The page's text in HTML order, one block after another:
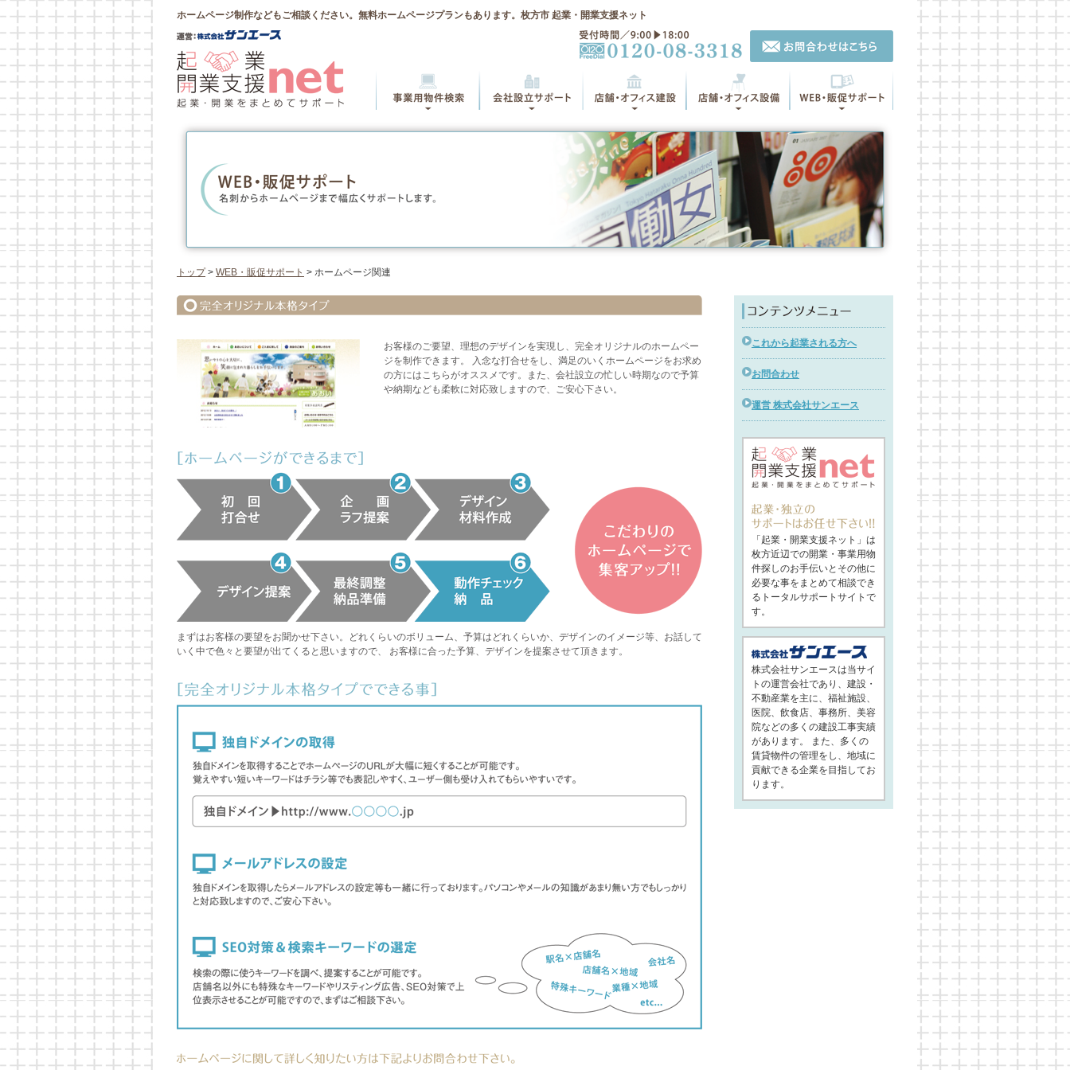
ホームページ制作などもご相談ください。無料ホームページプランもあります。枚方市 起業・開業支援ネット
トップ> WEB・販促サポート > ホームページ関連
お客様のご要望、理想のデザインを実現し、完全オリジナルのホームペー
ジを制作できます。 入念な打合せをし、満足のいくホームページをお求め
の方にはこちらがオススメです。また、会社設立の忙しい時期なので予算
や納期なども柔軟に対応致しますので、ご安心下さい。
まずはお客様の要望をお聞かせ下さい。どれくらいのボリューム、予算はどれくらいか、デザインのイメージ等、お話して
いく中で色々と要望が出てくると思いますので、 お客様に合った予算、デザインを提案させて頂きます。
これから起業される方へ
お問合わせ
運営 株式会社サンエース
「起業・開業支援ネット」は
枚方近辺での開業・事業用物
件探しのお手伝いとその他に
必要な事をまとめて相談でき
るトータルサポートサイトで
す。
株式会社サンエースは当サイ
トの運営会社であり、建設・
不動産業を主に、福祉施設、
医院、飲食店、事務所、美容
院などの多くの建設工事実績
があります。 また、多くの
賃貸物件の管理をし、地域に
貢献できる企業を目指してお
ります。